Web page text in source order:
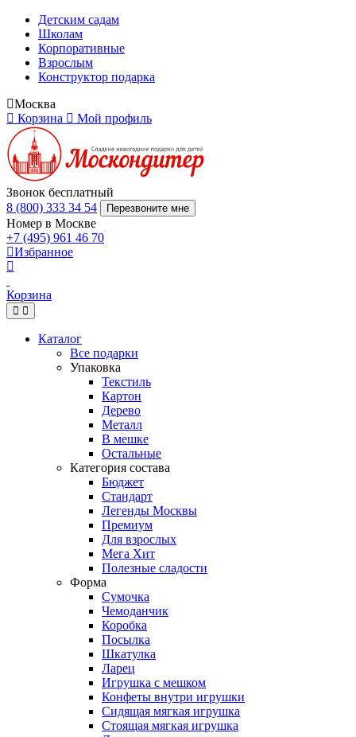
Детским садам
Школам
Корпоративные
Взрослым
Конструктор подарка
Москва
Корзина
Мой профиль
Звонок бесплатный
8 (800) 333 34 54
Перезвоните мне
Номер в Москве
+7 (495) 961 46 70
Избранное
Корзина
Каталог
Все подарки
Упаковка
Текстиль
Картон
Дерево
Металл
В мешке
Остальные
Категория состава
Бюджет
Стандарт
Легенды Москвы
Премиум
Для взрослых
Мега Хит
Полезные сладости
Форма
Сумочка
Чемоданчик
Коробка
Посылка
Шкатулка
Ларец
Игрушка с мешком
Конфеты внутри игрушки
Сидящая мягкая игрушка
Стоящая мягкая игрушка